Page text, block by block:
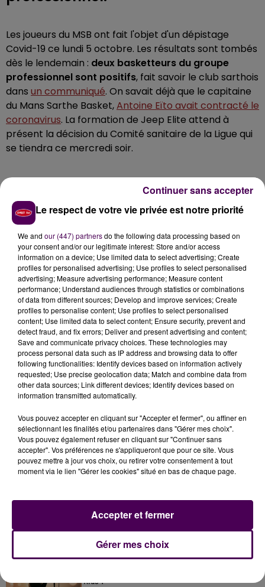
Les joueurs du MSB ont fait l'objet d'un dépistage
Covid-19 ce lundi 5 octobre. Les résultats sont tombés
dès le lendemain : deux basketteurs du groupe
professionnel sont positifs, fait savoir le club sarthois
dans un communiqué. On savait déjà que le capitaine
du Mans Sarthe Basket,Antoine Eïto avait contracté le
coronavirus. La formation de Jeep Elite attend à
présent la décision du Comité sanitaire de la Ligue qui
se tiendra ce mercredi soir.
�ÈÈ}�}��È`��� ́
�x�
Les tests Covid-19 passés ce lundi 5 octobre ont
révélé deux cas positifs dans le groupe
professionnel.
�x :https://t.co/UnJaJZCrPm
pic.twitter.com/Ah9aOQ8XQz
— MSB_Officiel (@MSB_Officiel)October 6, 2020
À LA UNE
11 juillet 2026
Kids !
Le respect de votre vie privée est notre priorité
We and our (447) partnersdo the following data processing based on
your consent and/or our legitimate interest: Store and/or access
information on a device; Use limited data to select advertising; Create
profiles for personalised advertising; Use profiles to select personalised
advertising; Measure advertising performance; Measure content
performance; Understand audiences through statistics or combinations
of data from different sources; Develop and improve services; Create
profiles to personalise content; Use profiles to select personalised
content; Use limited data to select content; Ensure security, prevent and
detect fraud, and fix errors; Deliver and present advertising and content;
Save and communicate privacy choices. These technologies may
process personal data such as IP address and browsing data to offer
following functionalities: Identify devices based on information actively
requested; Use precise geolocation data; Match and combine data from
other data sources; Link different devices; Identify devices based on
information transmitted automatically.
Vous pouvez accepter en cliquant sur "Accepter et fermer", ou affiner en
sélectionnant les finalités et/ou partenaires dans "Gérer mes choix".
Vous pouvez également refuser en cliquant sur "Continuer sans
accepter". Vos préférences ne s'appliqueront que pour ce site. Vous
pouvez mettre à jour vos choix, ou retirer votre consentement à tout
moment via le lien "Gérer les cookies" situé en bas de chaque page.
Gérer mes choix
Accepter et fermer
Continuer sans accepter